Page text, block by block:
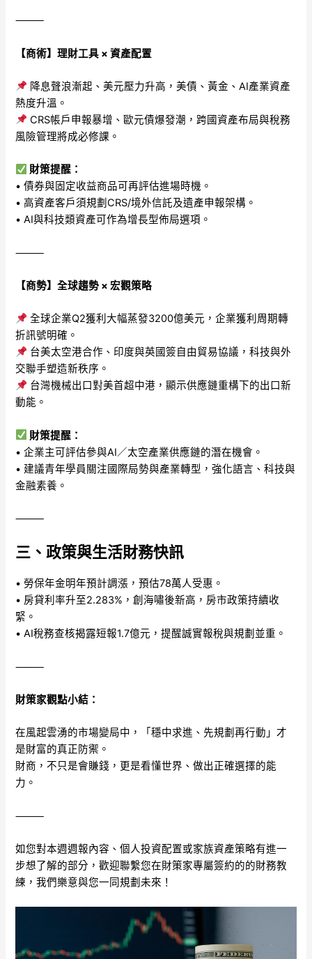
⸻
【商術】理財工具 × 資產配置
降息聲浪漸起、美元壓力升高，美債、黃金、AI產業資產
熱度升溫。
CRS帳戶申報暴增、歐元債爆發潮，跨國資產布局與稅務
風險管理將成必修課。
財策提醒：
• 債券與固定收益商品可再評估進場時機。
• 高資產客戶須規劃CRS/境外信託及遺產申報架構。
• AI與科技類資產可作為增長型佈局選項。
⸻
【商勢】全球趨勢 × 宏觀策略
全球企業Q2獲利大幅蒸發3200億美元，企業獲利周期轉
折訊號明確。
台美太空港合作、印度與英國簽自由貿易協議，科技與外
交聯手塑造新秩序。
台灣機械出口對美首超中港，顯示供應鏈重構下的出口新
動能。
財策提醒：
• 企業主可評估參與AI／太空產業供應鏈的潛在機會。
• 建議青年學員關注國際局勢與產業轉型，強化語言、科技與
金融素養。
⸻
三、政策與生活財務快訊
• 勞保年金明年預計調漲，預估78萬人受惠。
• 房貸利率升至2.283%，創海嘯後新高，房市政策持續收
緊。
• AI稅務查核揭露短報1.7億元，提醒誠實報稅與規劃並重。
⸻
財策家觀點小結：
在風起雲湧的市場變局中，「穩中求進、先規劃再行動」才
是財富的真正防禦。
財商，不只是會賺錢，更是看懂世界、做出正確選擇的能
力。
⸻
如您對本週週報內容、個人投資配置或家族資產策略有進一
步想了解的部分，歡迎聯繫您在財策家專屬簽約的的財務教
練，我們樂意與您一同規劃未來！